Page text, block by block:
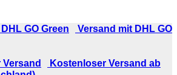
Versand mit DHL GO
Kostenloser Versand ab